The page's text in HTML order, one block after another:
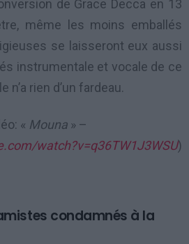
de Grace Decca en 13
même les moins emballés
se laisseront eux aussi
instrumentale et vocale de ce
n’a rien d’un fardeau.
« Mouna» –
watch?v=q36TW1J3WSU)
condamnés à la